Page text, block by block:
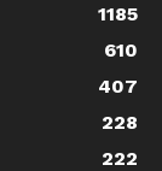
1185
610
407
228
222